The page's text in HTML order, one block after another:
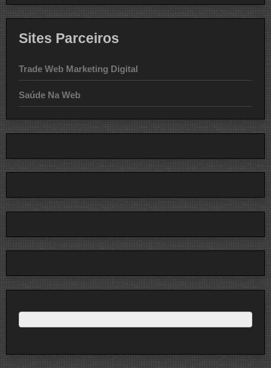
Sites Parceiros
Trade Web Marketing Digital
Saúde Na Web